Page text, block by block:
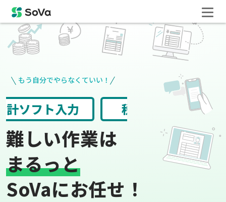
もう自分でやらなくていい！
請求書や領収書 役所手続き
難しい作業は
まるっと
SoVaにお任せ！